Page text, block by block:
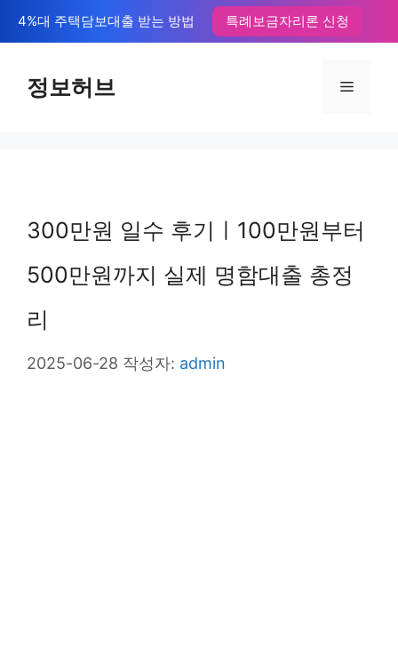
텐
4%대 주택담보대출 받는 방법 특례보금자리론 신청
정보허브 메
300만원 일수 후기ㅣ100만원부터
500만원까지 실제 명함대출 총정
리
2025-06-28 작성자: admin